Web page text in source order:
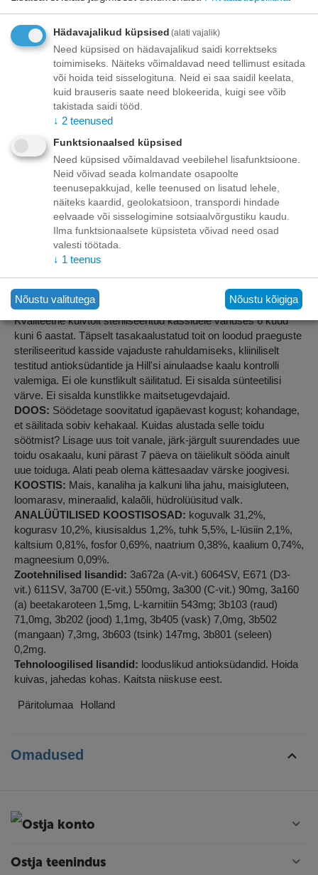
Kohaletoimetamine
Tasuta kohaletoimetamine teie ukse taha tellimustele üle
70.00 euro!
Saatmiskulud kuni 69,99 eurot:
Venipaki kullerteenus – 10.00 EUR
Unisend pakiautomaat - 3,50 eurot
Omniva pakiautomaat - 5,00 eurot
Makse
Kirjeldus
Kvaliteetne kuivtoit steriliseeritud kassidele vanuses 6 kuud
kuni 6 aastat.
Hill's STERILISED CAT YOUNG ADULT KASSITOIDU
KANAGA(kanaliha 15%; kokku kodulinnuliha 23%).
Kvaliteetne kuivtoit steriliseeritud kassidele vanuses 6 kuud
kuni 6 aastat. Täpselt tasakaalustatud toit on loodud praeguste
steriliseeritud kasside vajaduste rahuldamiseks, kliiniliselt
testitud antioksüdantide ja Hill'si ainulaadse kaalu kontrolli
valemiga. Ei ole kunstlikult säilitatud. Ei sisalda sünteetilisi
värve. Ei sisalda kunstlikke maitsetugevdajaid.
DOOS: Söödetage soovitatud igapäevast kogust; kohandage,
et säilitada sobiv kehakaal. Kuidas alustada selle toidu
söötmist? Lisage uus toit vanale, järk-järgult suurendades uue
toidu osakaalu, kuni pärast 7 päeva on täielikult sööda ainult
uue toiduga. Alati peab olema kättesaadav värske joogivesi.
KOOSTIS: Mais, kanaliha ja kalkuni liha jahu, maisigluteen,
loomarasv, mineraalid, kalaõli, hüdrolüüsitud valk.
ANALÜÜTILISED KOOSTISOSAD: koguvalk 31,2%,
kogurasv 10,2%, kiusisaldus 1,2%, tuhk 5,5%, L-lüsiin 2,1%,
kaltsium 0,81%, fosfor 0,69%, naatrium 0,38%, kaalium 0,74%,
magneesium 0,09%.
Zootehnilised lisandid: 3a672a (A-vit.) 6064SV, E671 (D3-
vit.) 611SV, 3a700 (E-vit.) 550mg, 3a300 (C-vit.) 90mg, 3a160
(a) beetakaroteen 1,5mg, L-karnitiin 543mg; 3b103 (raud)
71,0mg, 3b202 (jood) 1,1mg, 3b405 (vask) 7,0mg, 3b502
(mangaan) 7,3mg, 3b603 (tsink) 147mg, 3b801 (seleen)
0,2mg.
Tehnoloogilised lisandid: looduslikud antioksüdandid. Hoida
kuivas, jahedas kohas. Kaitsta niiskuse eest.
Päritolumaa Holland
Omadused
Ostja konto
Ostja teenindus
Hädavajalikud küpsised (alati vajalik)
Need küpsised on hädavajalikud saidi korrektseks
toimimiseks. Näiteks võimaldavad need tellimust esitada
või hoida teid sisselogituna. Neid ei saa saidil keelata,
kuid brauseris saate need blokeerida, kuigi see võib
takistada saidi tööd.
↓ 2 teenused
Funktsionaalsed küpsised
Need küpsised võimaldavad veebilehel lisafunktsioone.
Neid võivad seada kolmandate osapoolte
teenusepakkujad, kelle teenused on lisatud lehele,
näiteks kaardid, geolokatsioon, transpordi hindade
eelvaade või sisselogimine sotsiaalvõrgustiku kaudu.
Ilma funktsionaalsete küpsisteta võivad need osad
valesti töötada.
↓ 1 teenus
Nõustu valitutega Nõustu kõigiga